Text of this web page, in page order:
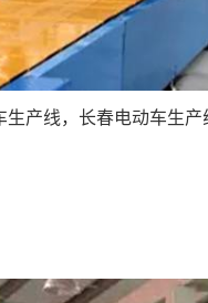
产线，长春电动车生